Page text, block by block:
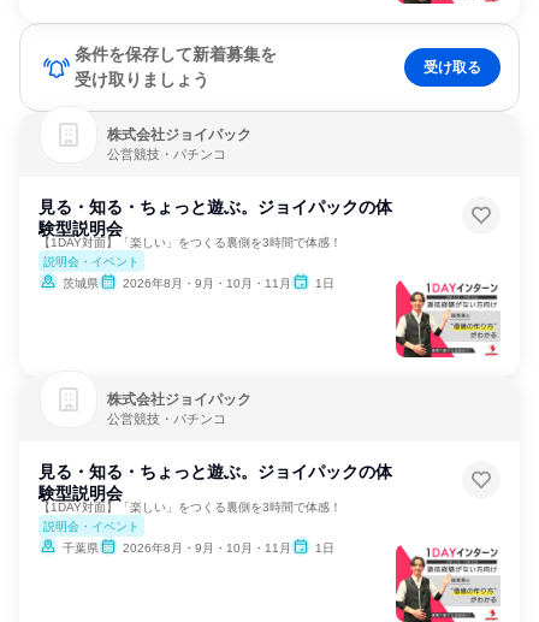
条件を保存して新着募集を
受け取りましょう
受け取る
株式会社ジョイパック
公営競技・パチンコ
見る・知る・ちょっと遊ぶ。ジョイパックの体
験型説明会
【1DAY対面】「楽しい」をつくる裏側を3時間で体感！
説明会・イベント
茨城県
2026年8月・9月・10月・11月 1日
株式会社ジョイパック
公営競技・パチンコ
見る・知る・ちょっと遊ぶ。ジョイパックの体
験型説明会
【1DAY対面】「楽しい」をつくる裏側を3時間で体感！
説明会・イベント
千葉県
2026年8月・9月・10月・11月 1日